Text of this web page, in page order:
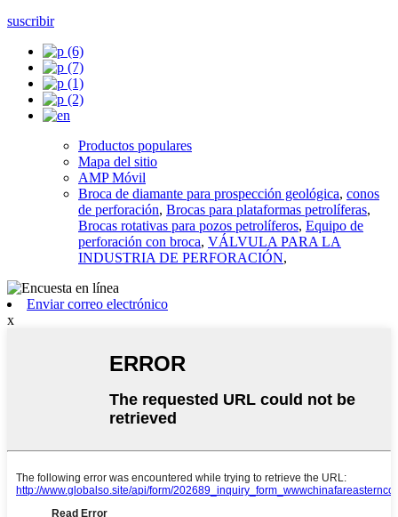
suscribir
Productos populares
Mapa del sitio
AMP Móvil
Broca de diamante para prospección geológica, conos
de perforación, Brocas para plataformas petrolíferas,
Brocas rotativas para pozos petrolíferos, Equipo de
perforación con broca, VÁLVULA PARA LA
INDUSTRIA DE PERFORACIÓN,
Enviar correo electrónico
x